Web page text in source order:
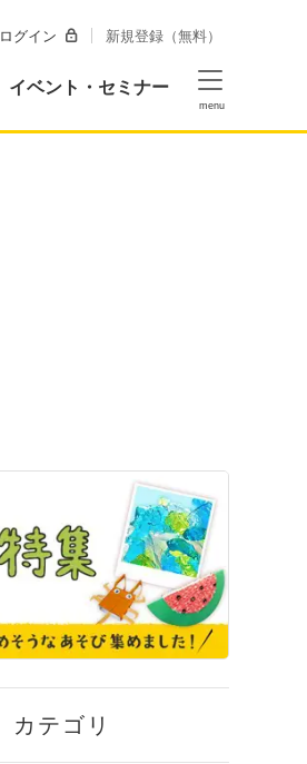
イベント・セミナー
ログイン 新規登録（無料）
カテゴリ